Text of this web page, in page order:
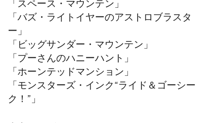
「スペース・マウンテン」
「バズ・ライトイヤーのアストロブラスタ
ー」
「ビッグサンダー・マウンテン」
「プーさんのハニーハント」
「ホーンテッドマンション」
「 モンスターズ・インク“ライド＆ゴーシー
ク！” 」